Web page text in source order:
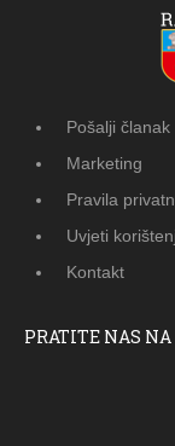
Pošalji članak
Marketing
Pravila
Uvjeti
Kontakt
PRATITE NAS NA